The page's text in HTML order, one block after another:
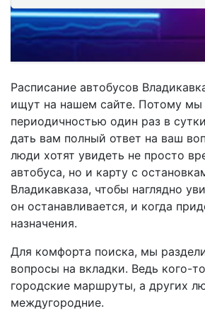
Расписание автобусов
ищут на нашем сайте. Потому мы
периодичностью один раз в
дать вам полный ответ на ваш
люди хотят увидеть не просто
автобуса, но и карту с
Владикавказа, чтобы наглядно
он останавливается, и когда
назначения.
Для комфорта поиска, мы
вопросы на вкладки. Ведь кого-
городские маршруты, а других
междугородние.